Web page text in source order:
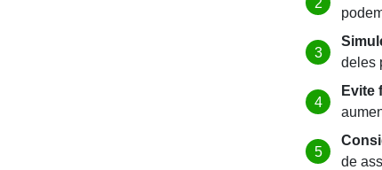
deles
Evite
de